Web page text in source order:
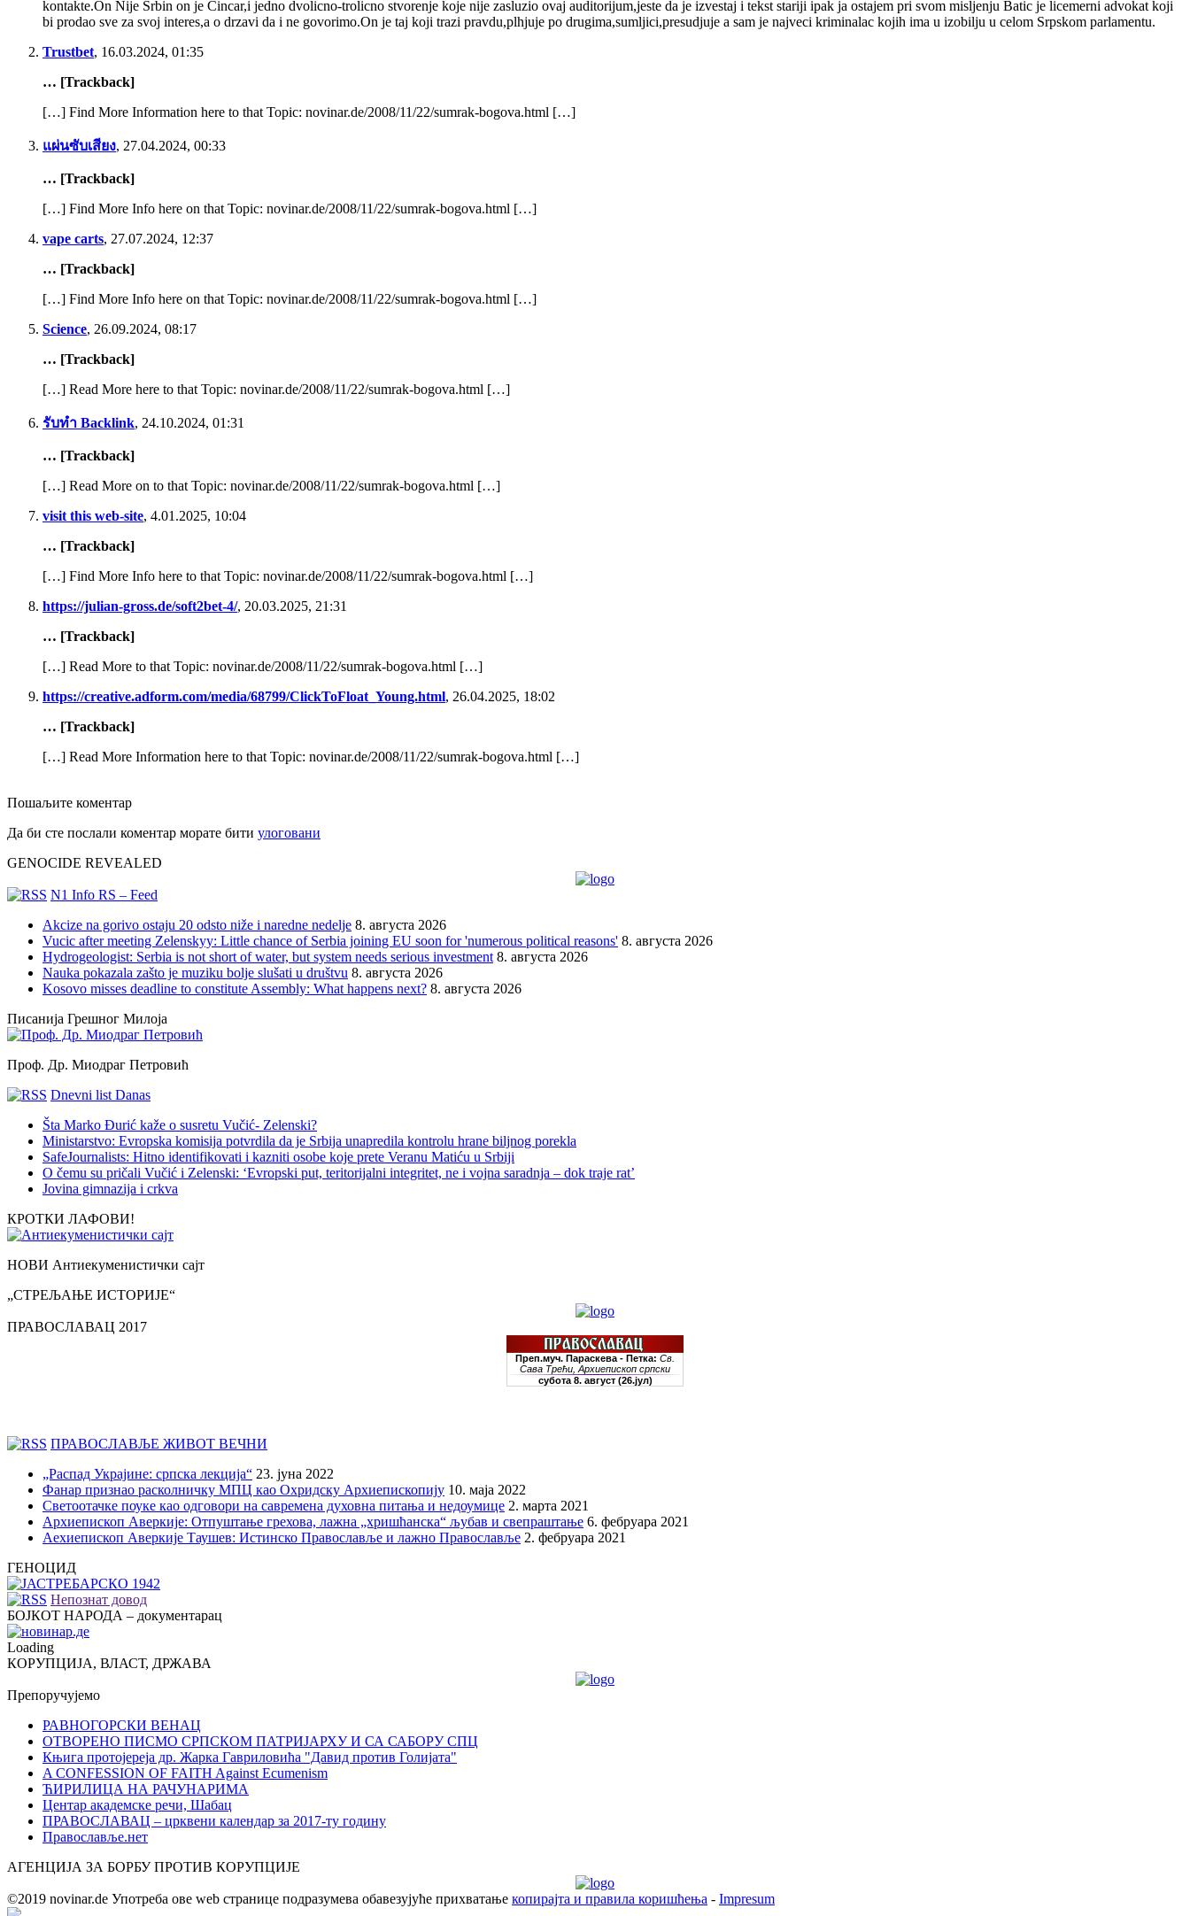
kontakte.On Nije Srbin on je Cincar,i jedno dvolicno-trolicno stvorenje koje nije zasluzio ovaj auditorijum,jeste da je izvestaj i tekst stariji ipak ja ostajem pri svom misljenju Batic je licemerni advokat koji
bi prodao sve za svoj interes,a o drzavi da i ne govorimo.On je taj koji trazi pravdu,plhjuje po drugima,sumljici,presudjuje a sam je najveci kriminalac kojih ima u izobilju u celom Srpskom parlamentu.
Trustbet, 16.03.2024, 01:35
… [Trackback]
[…] Find More Information here to that Topic: novinar.de/2008/11/22/sumrak-bogova.html […]
แผ่นซับเสียง, 27.04.2024, 00:33
… [Trackback]
[…] Find More Info here on that Topic: novinar.de/2008/11/22/sumrak-bogova.html […]
vape carts, 27.07.2024, 12:37
… [Trackback]
[…] Find More Info here on that Topic: novinar.de/2008/11/22/sumrak-bogova.html […]
Science, 26.09.2024, 08:17
… [Trackback]
[…] Read More here to that Topic: novinar.de/2008/11/22/sumrak-bogova.html […]
รับทำ Backlink, 24.10.2024, 01:31
… [Trackback]
[…] Read More on to that Topic: novinar.de/2008/11/22/sumrak-bogova.html […]
visit this web-site, 4.01.2025, 10:04
… [Trackback]
[…] Find More Info here to that Topic: novinar.de/2008/11/22/sumrak-bogova.html […]
https://julian-gross.de/soft2bet-4/, 20.03.2025, 21:31
… [Trackback]
[…] Read More to that Topic: novinar.de/2008/11/22/sumrak-bogova.html […]
https://creative.adform.com/media/68799/ClickToFloat_Young.html, 26.04.2025, 18:02
… [Trackback]
[…] Read More Information here to that Topic: novinar.de/2008/11/22/sumrak-bogova.html […]
Пошаљите коментар
Да би сте послали коментар морате бити улоговани
GENOCIDE REVEALED
N1 Info RS – Feed
Akcize na gorivo ostaju 20 odsto niže i naredne nedelje 8. августа 2026
Vucic after meeting Zelenskyy: Little chance of Serbia joining EU soon for 'numerous political reasons' 8. августа 2026
Hydrogeologist: Serbia is not short of water, but system needs serious investment 8. августа 2026
Nauka pokazala zašto je muziku bolje slušati u društvu 8. августа 2026
Kosovo misses deadline to constitute Assembly: What happens next? 8. августа 2026
Писанија Грешног Милоја
Проф. Др. Миодраг Петровић
Dnevni list Danas
Šta Marko Đurić kaže o susretu Vučić- Zelenski?
Ministarstvo: Evropska komisija potvrdila da je Srbija unapredila kontrolu hrane biljnog porekla
SafeJournalists: Hitno identifikovati i kazniti osobe koje prete Veranu Matiću u Srbiji
O čemu su pričali Vučić i Zelenski: ‘Evropski put, teritorijalni integritet, ne i vojna saradnja – dok traje rat’
Jovina gimnazija i crkva
КРОТКИ ЛАФОВИ!
НОВИ Антиекуменистички сајт
„СТРЕЉАЊЕ ИСТОРИЈЕ“
ПРАВОСЛАВАЦ 2017
ПРАВОСЛАВЉЕ ЖИВОТ ВЕЧНИ
„Распад Украјине: српска лекција“ 23. јуна 2022
Фанар признао расколничку МПЦ као Охридску Архиепископију 10. маја 2022
Светоотачке поуке као одговори на савремена духовна питања и недоумице 2. марта 2021
Архиепископ Аверкије: Отпуштање грехова, лажна „хришћанска“ љубав и свепраштање 6. фебруара 2021
Аехиепископ Аверкије Таушев: Истинско Православље и лажно Православље 2. фебруара 2021
ГЕНОЦИД
Непознат довод
БОЈКОТ НАРОДА – документарац
Loading
КОРУПЦИЈА, ВЛАСТ, ДРЖАВА
Препоручујемо
РАВНОГОРСКИ ВЕНАЦ
ОТВОРЕНО ПИСМО СРПСКОМ ПАТРИЈАРХУ И СА САБОРУ СПЦ
Књига протојереја др. Жарка Гавриловића "Давид против Голијата"
A CONFESSION OF FAITH Against Ecumenism
ЋИРИЛИЦА НА РАЧУНАРИМА
Центар академске речи, Шабац
ПРАВОСЛАВАЦ – црквени календар за 2017-ту годину
Православље.нет
АГЕНЦИЈА ЗА БОРБУ ПРОТИВ КОРУПЦИЈЕ
©2019 novinar.de Употреба ове wеb странице подразумева обавезујуће прихватање копирајта и правила коришћења - Impresum